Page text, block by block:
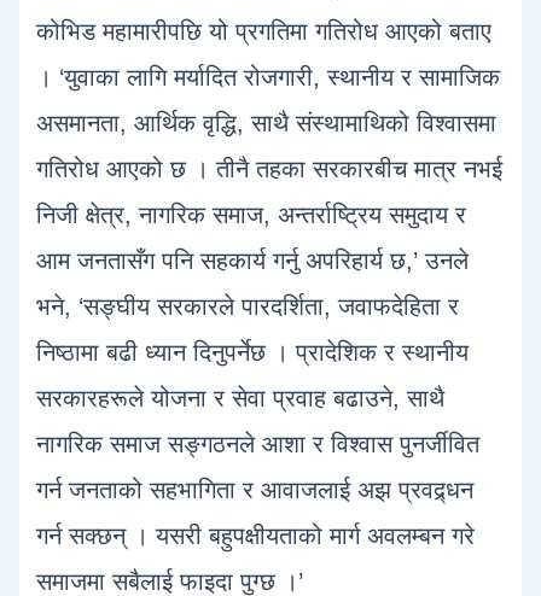
कोभिड महामारीपछि यो प्रगतिमा गतिरोध आएको बताए
। ‘युवाका लागि मर्यादित रोजगारी, स्थानीय र सामाजिक
असमानता, आर्थिक वृद्धि, साथै संस्थामाथिको विश्वासमा
गतिरोध आएको छ । तीनै तहका सरकारबीच मात्र नभई
निजी क्षेत्र, नागरिक समाज, अन्तर्राष्ट्रिय समुदाय र
आम जनतासँग पनि सहकार्य गर्नु अपरिहार्य छ,’ उनले
भने, ‘सङ्घीय सरकारले पारदर्शिता, जवाफदेहिता र
निष्ठामा बढी ध्यान दिनुपर्नेछ । प्रादेशिक र स्थानीय
सरकारहरूले योजना र सेवा प्रवाह बढाउने, साथै
नागरिक समाज सङ्गठनले आशा र विश्वास पुनर्जीवित
गर्न जनताको सहभागिता र आवाजलाई अझ प्रवद्र्धन
गर्न सक्छन् । यसरी बहुपक्षीयताको मार्ग अवलम्बन गरे
समाजमा सबैलाई फाइदा पुग्छ ।’